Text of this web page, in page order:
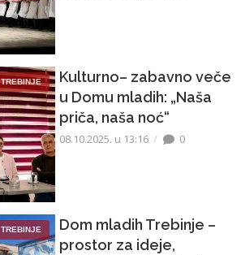
TREBINJE
Kulturno– zabavno veče
u Domu mladih: „Naša
priča, naša noć“
08.10.2025. u 13:16 0
TREBINJE
Dom mladih Trebinje –
prostor za ideje,